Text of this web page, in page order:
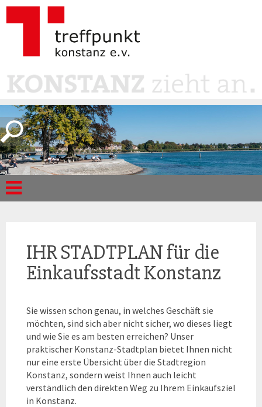
IHR STADTPLAN für die
Einkaufsstadt Konstanz
Sie wissen schon genau, in welches Geschäft sie
möchten, sind sich aber nicht sicher, wo dieses liegt
und wie Sie es am besten erreichen? Unser
praktischer Konstanz-Stadtplan bietet Ihnen nicht
nur eine erste Übersicht über die Stadtregion
Konstanz, sondern weist Ihnen auch leicht
verständlich den direkten Weg zu Ihrem Einkaufsziel
in Konstanz.